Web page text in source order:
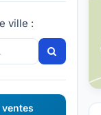
ville :